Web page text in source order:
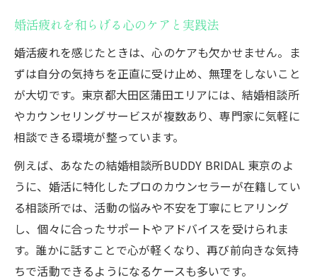
婚活疲れを和らげる心のケアと実践法
婚活疲れを感じたときは、心のケアも欠かせません。ま
ずは自分の気持ちを正直に受け止め、無理をしないこと
が大切です。東京都大田区蒲田エリアには、結婚相談所
やカウンセリングサービスが複数あり、専門家に気軽に
相談できる環境が整っています。
例えば、あなたの結婚相談所BUDDY BRIDAL 東京のよ
うに、婚活に特化したプロのカウンセラーが在籍してい
る相談所では、活動の悩みや不安を丁寧にヒアリング
し、個々に合ったサポートやアドバイスを受けられま
す。誰かに話すことで心が軽くなり、再び前向きな気持
ちで活動できるようになるケースも多いです。